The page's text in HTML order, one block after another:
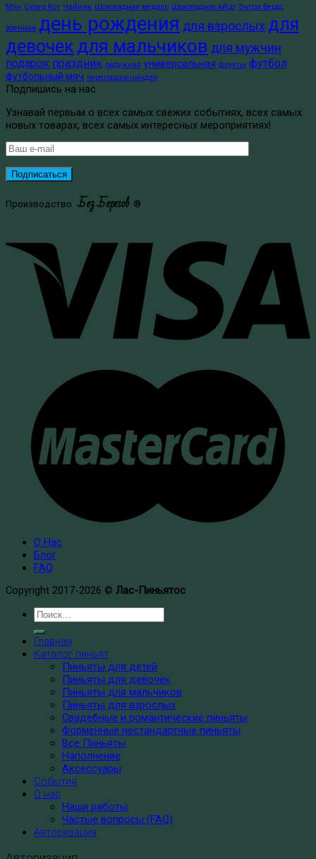
Мун Супер Кот Чайник Шоколадная медаль Шоколадное яйцо Энгри Бердс
военная день рождения для взрослых для
девочек для мальчиков для мужчин
подарок праздник радужная универсальная фрукты футбол
футбольный мяч черепашка-ниндзя
Подпишись на нас
Узнавай первым о всех самых свежих событиях, всех самых
новых товарах, всех самых интересных мероприятиях!
Производство Без Берегов ®
О Нас
Блог
FAQ
Copyright 2017-2026 © Лас-Пиньятос
Главная
Каталог пиньят
Пиньяты для детей
Пиньяты для девочек
Пиньяты для мальчиков
Пиньяты для взрослых
Свадебные и романтические пиньяты
Форменные нестандартные пиньяты
Все Пиньяты
Наполнение
Аксессуары
События
О нас
Наши работы
Частые вопросы (FAQ)
Авторизация